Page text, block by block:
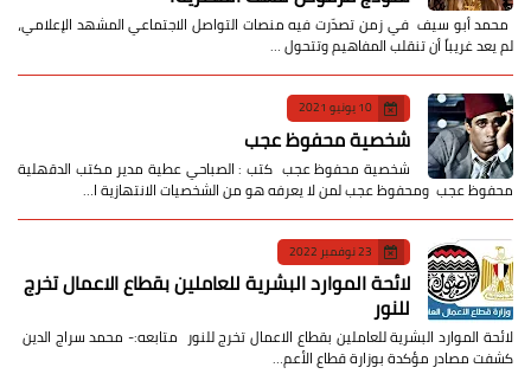
​ محمد أبو سيف ​في زمن تصدّرت فيه منصات التواصل الاجتماعي المشهد الإعلامي،
لم يعد غريباً أن تنقلب المفاهيم وتتحول …
10 يونيو 2021
شخصية محفوظ عجب
شخصية محفوظ عجب كتب : الصباحي عطية مدير مكتب الدقهلية
محفوظ عجب ومحفوظ عجب لمن لا يعرفه هو من الشخصيات الانتهازية ا…
23 نوفمبر 2022
لائحة الموارد البشرية للعاملين بقطاع الاعمال تخرج
للنور
لائحة الموارد البشرية للعاملين بقطاع الاعمال تخرج للنور متابعه:- محمد سراج الدين
كشفت مصادر مؤكدة بوزارة قطاع الأعم…